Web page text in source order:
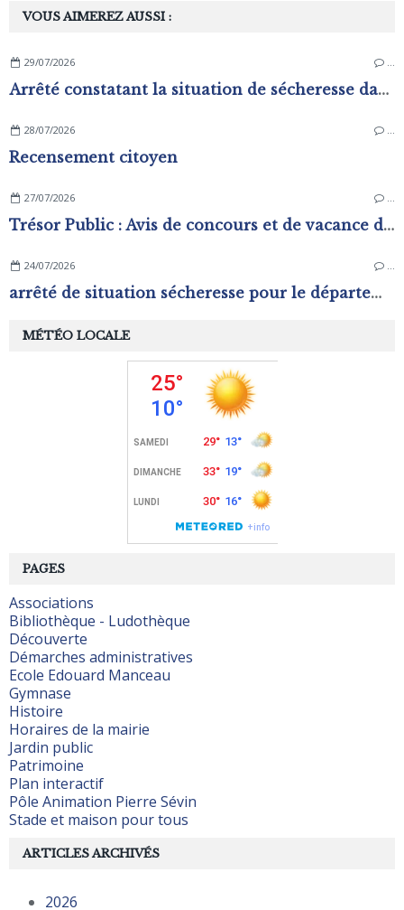
VOUS AIMEREZ AUSSI :
29/07/2026 …
Arrêté constatant la situation de sécheresse dans les zones d'alerte du département de L'Orne
28/07/2026 …
Recensement citoyen
27/07/2026 …
Trésor Public : Avis de concours et de vacance d'emplois
24/07/2026 …
arrêté de situation sécheresse pour le département de l'Orne.
PAGES
Associations
Bibliothèque - Ludothèque
Découverte
Démarches administratives
Ecole Edouard Manceau
Gymnase
Histoire
Horaires de la mairie
Jardin public
Patrimoine
Plan interactif
Pôle Animation Pierre Sévin
Stade et maison pour tous
MÉTÉO LOCALE
ARTICLES ARCHIVÉS
2026